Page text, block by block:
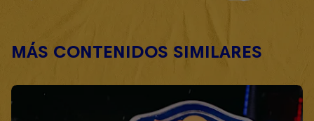
MÁS CONTENIDOS SIMILARES